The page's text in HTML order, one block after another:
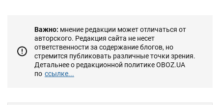
Важно: мнение редакции может отличаться от
авторского. Редакция сайта не несет
ответственности за содержание блогов, но
стремится публиковать различные точки зрения.
Детальнее о редакционной политике OBOZ.UA
по ссылке...